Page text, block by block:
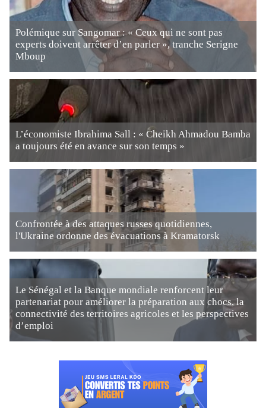
Polémique sur Sangomar : « Ceux qui ne sont pas
experts doivent arrêter d’en parler », tranche Serigne
Mboup
L’économiste Ibrahima Sall : « Cheikh Ahmadou Bamba
a toujours été en avance sur son temps »
Confrontée à des attaques russes quotidiennes,
l'Ukraine ordonne des évacuations à Kramatorsk
Le Sénégal et la Banque mondiale renforcent leur
partenariat pour améliorer la préparation aux chocs, la
connectivité des territoires agricoles et les perspectives
d’emploi